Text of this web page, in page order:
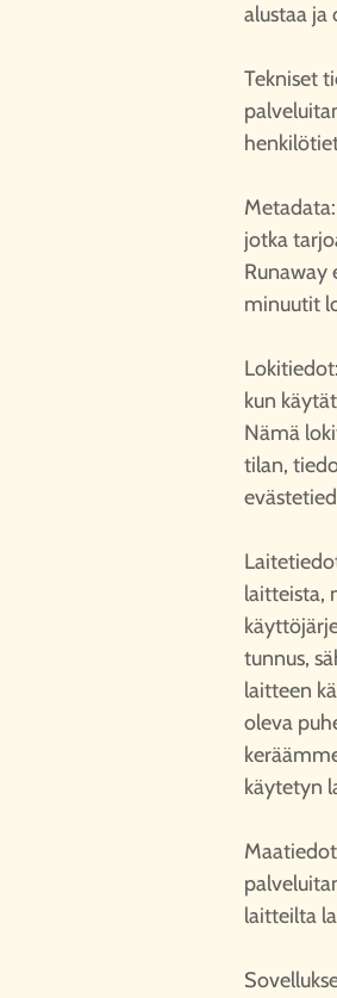
alustaa ja
Tekniset
jotka
Runaway
minuutit
kun
Nämä
tilan,
laitteista,
tunnus,
laitteen
oleva
käytetyn
laitteilta